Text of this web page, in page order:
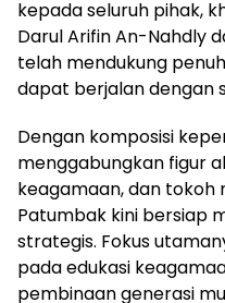
kepada seluruh pihak,
Darul Arifin An-Nahdly
telah mendukung
dapat berjalan dengan
Dengan komposisi
menggabungkan figur
keagamaan, dan tokoh
Patumbak kini bersiap
strategis. Fokus
pada edukasi
pembinaan generasi